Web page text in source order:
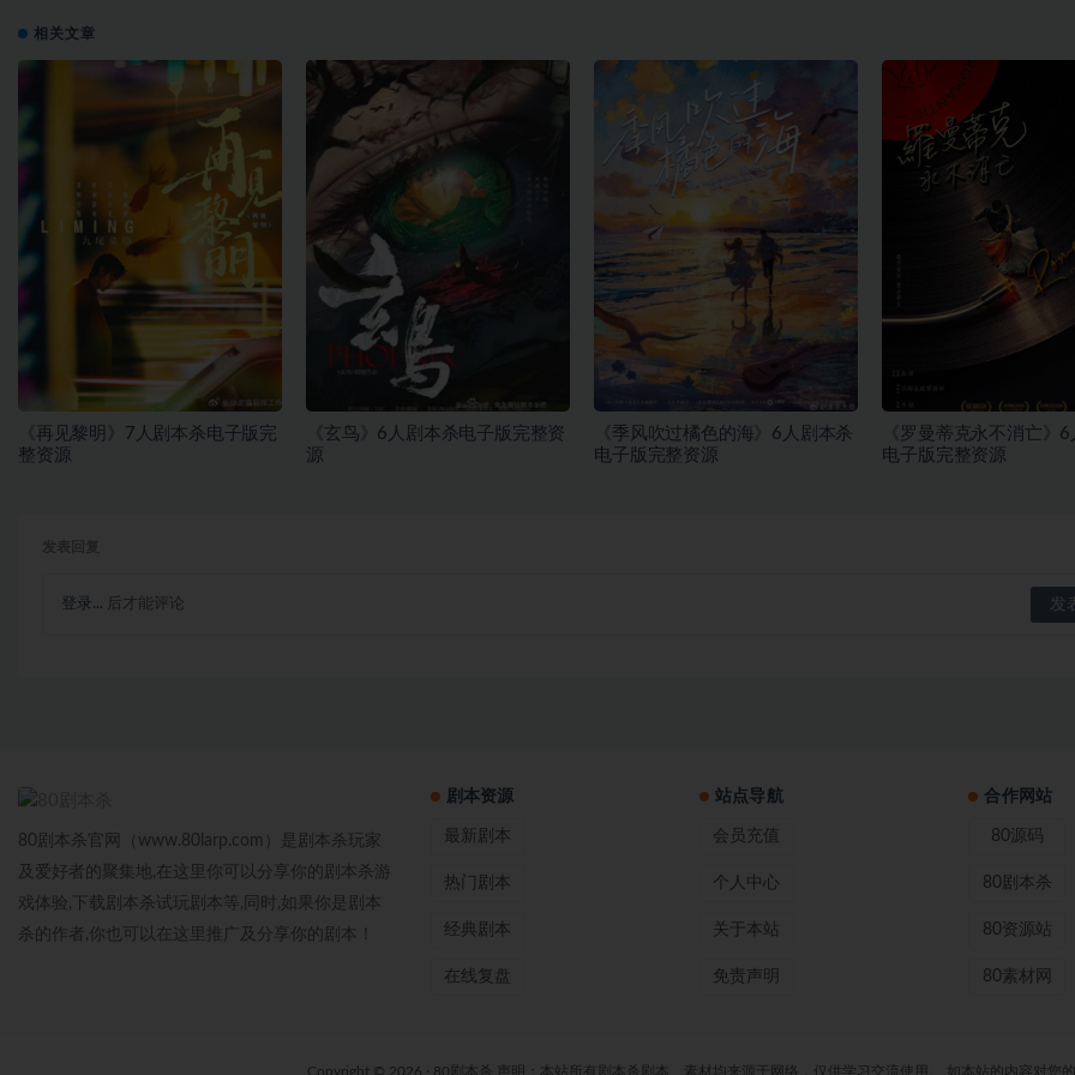
相关文章
《再见黎明》7人剧本杀电子版完
整资源
《玄鸟》6人剧本杀电子版完整资
源
《季风吹过橘色的海》6人剧本杀
电子版完整资源
《罗曼蒂克永不消亡》
电子版完整资源
登录... 后才能评论
80剧本杀官网（www.80larp.com）是剧本杀玩家
及爱好者的聚集地,在这里你可以分享你的剧本杀游
戏体验,下载剧本杀试玩剧本等,同时,如果你是剧本
杀的作者,你也可以在这里推广及分享你的剧本！
剧本资源
最新剧本
热门剧本
经典剧本
在线复盘
站点导航
会员充值
个人中心
关于本站
免责声明
合作网站
80源码
80剧本杀
80资源站
80素材网
Copyright © 2026 · 80剧本杀 声明：本站所有剧本杀剧本、素材均来源于网络，仅供学习交流使用。 如本站的内容对您